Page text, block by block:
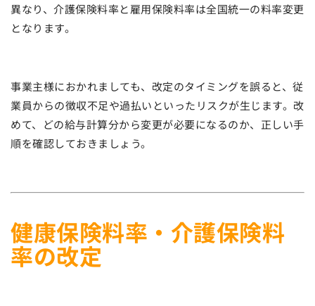
異なり、介護保険料率と雇用保険料率は全国統一の料率変更
となります。
事業主様におかれましても、改定のタイミングを誤ると、従
業員からの徴収不足や過払いといったリスクが生じます。改
めて、どの給与計算分から変更が必要になるのか、正しい手
順を確認しておきましょう。
健康保険料率・介護保険料
率の改定